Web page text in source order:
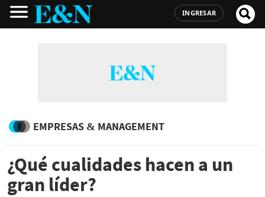
INGRESAR
EMPRESAS & MANAGEMENT
¿Qué cualidades hacen a un
gran líder?